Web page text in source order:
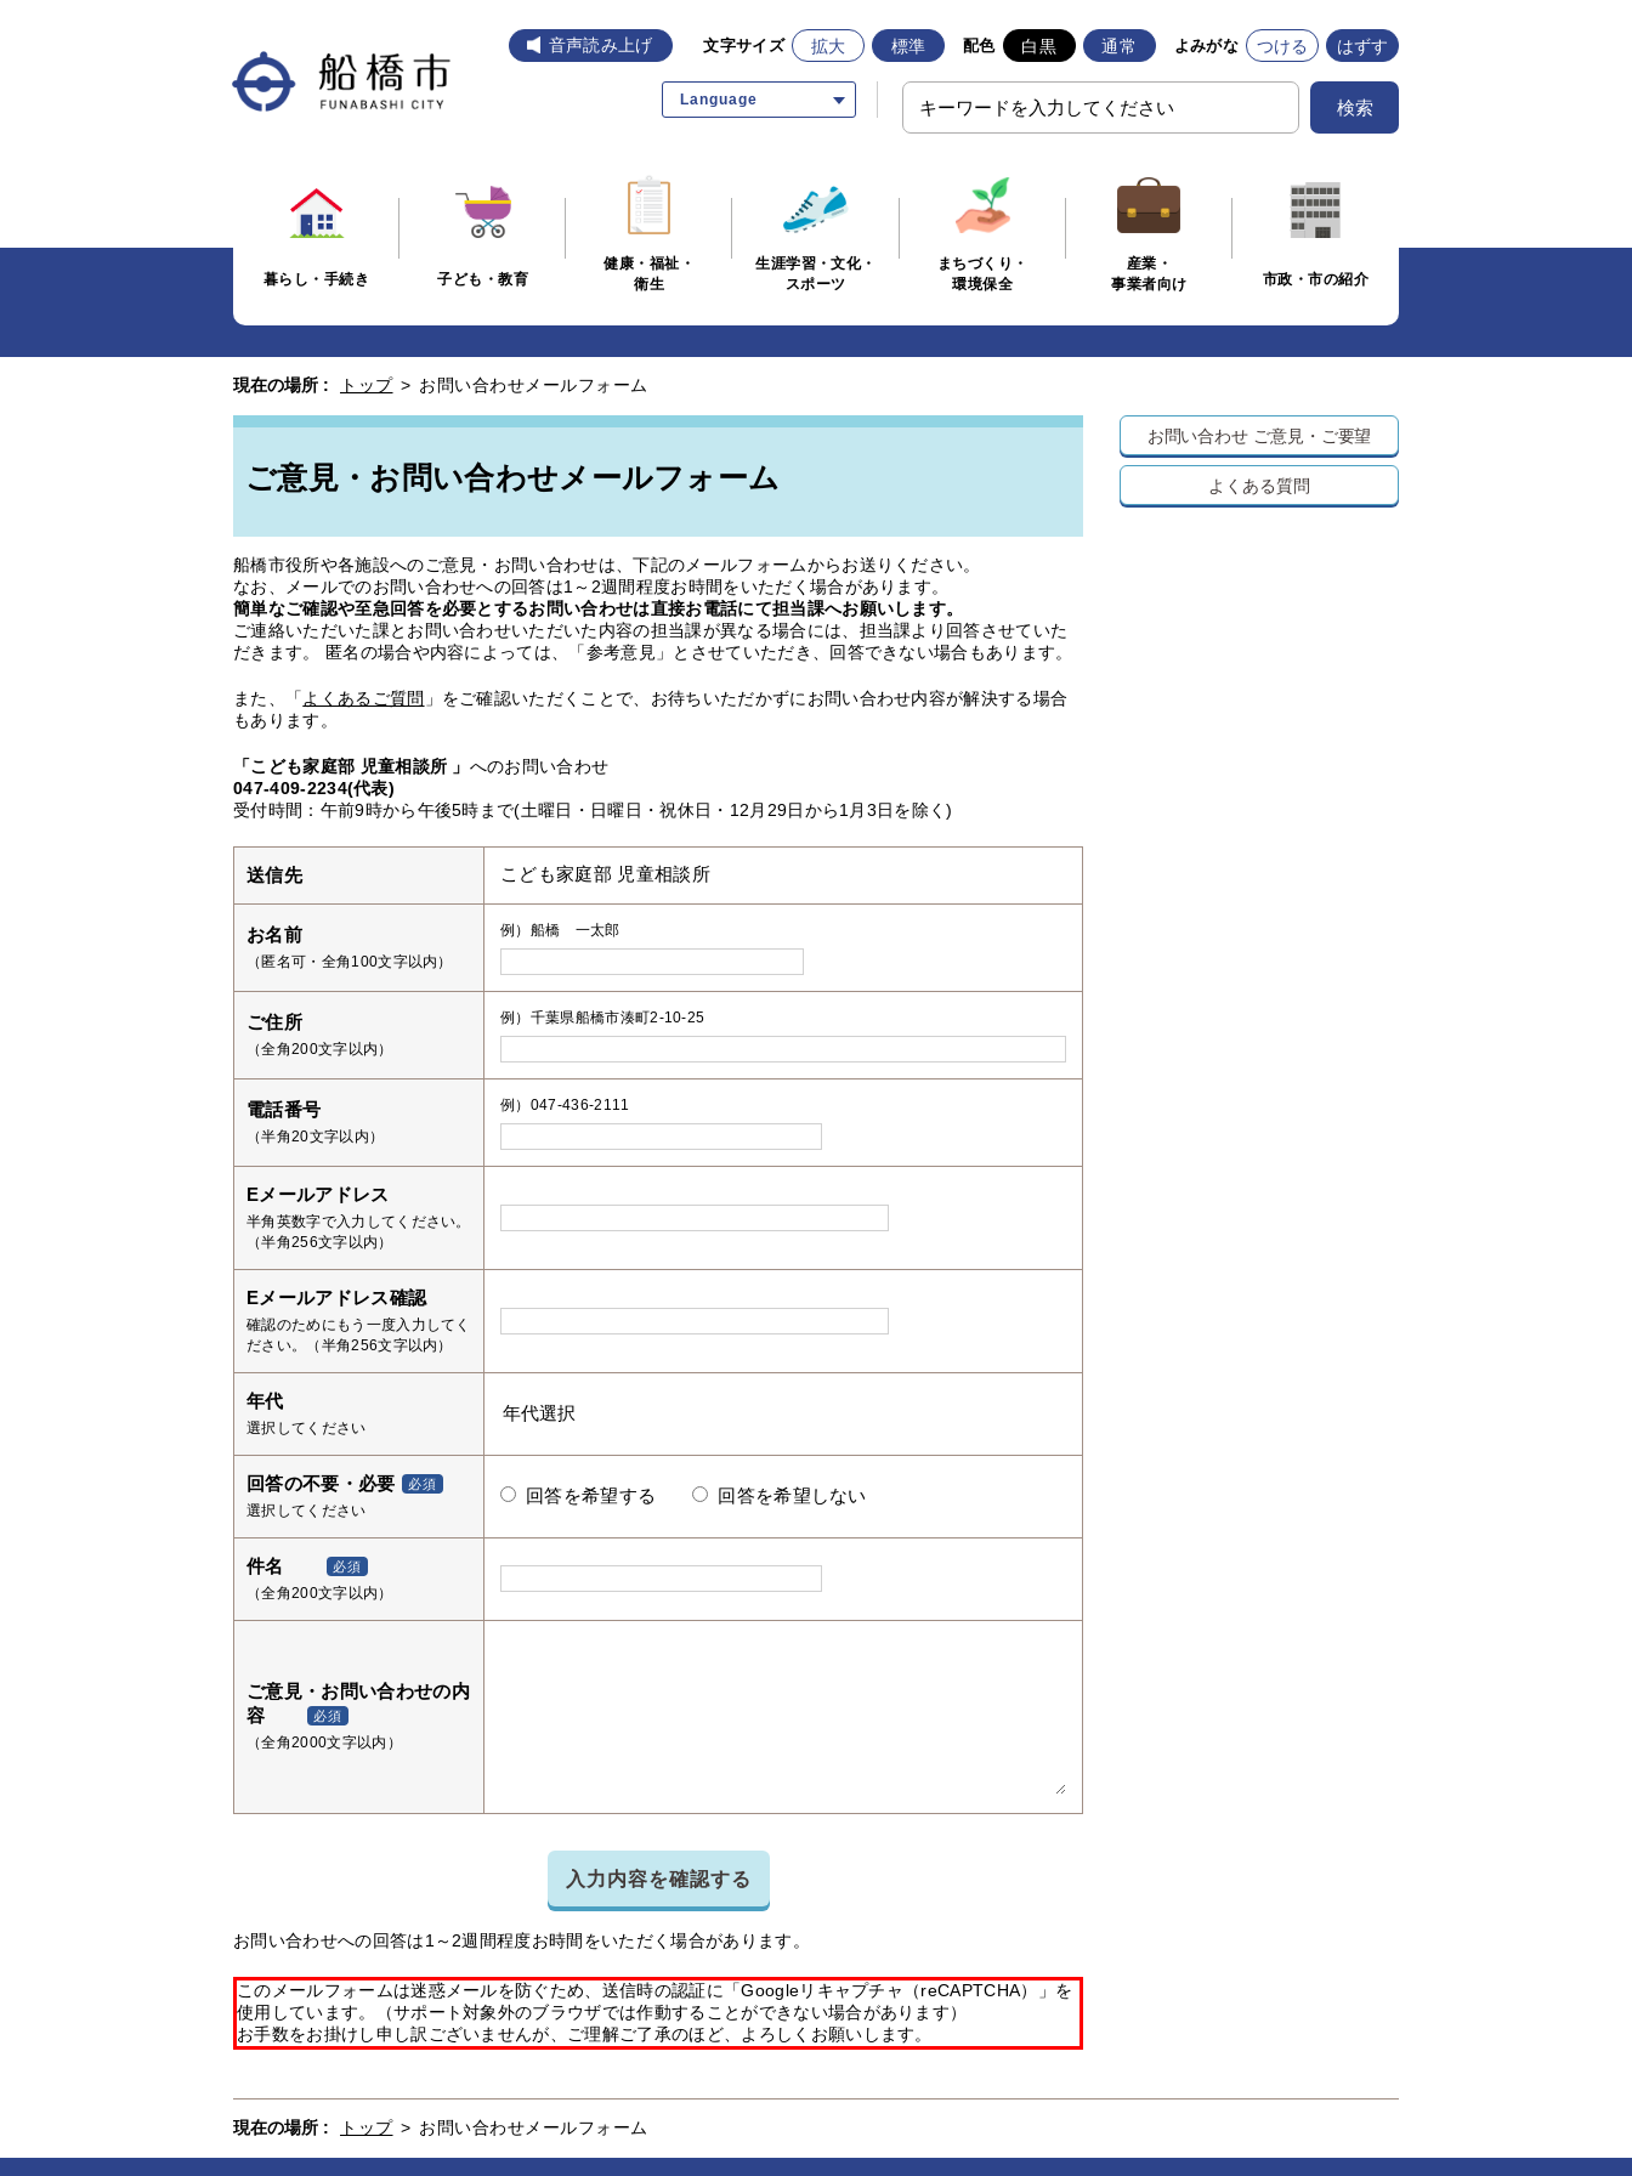
音声読み上げ 文字サイズ 拡大 標準 配色 白黒 通常 よみがな つける はずす
Language 検索
暮らし・手続き 子ども・教育
健康・福祉・
衛生
生涯学習・文化・
スポーツ
まちづくり・
環境保全
産業・
事業者向け
市政・市の紹介
現在の場所 : トップ > お問い合わせメールフォーム
ご意見・お問い合わせメールフォーム
船橋市役所や各施設へのご意見・お問い合わせは、下記のメールフォームからお送りください。
なお、メールでのお問い合わせへの回答は1～2週間程度お時間をいただく場合があります。
簡単なご確認や至急回答を必要とするお問い合わせは直接お電話にて担当課へお願いします。
ご連絡いただいた課とお問い合わせいただいた内容の担当課が異なる場合には、担当課より回答させていた
だきます。 匿名の場合や内容によっては、「参考意見」とさせていただき、回答できない場合もあります。
また、「 よくあるご質問 」をご確認いただくことで、お待ちいただかずにお問い合わせ内容が解決する場合
もあります。
「こども家庭部 児童相談所 」 へのお問い合わせ
047-409-2234(代表)
受付時間：午前9時から午後5時まで(土曜日・日曜日・祝休日・12月29日から1月3日を除く)
送信先 こども家庭部 児童相談所
お名前
（匿名可・全角100文字以内）
例）船橋 一太郎
ご住所
（全角200文字以内）
例）千葉県船橋市湊町2-10-25
電話番号
（半角20文字以内）
例）047-436-2111
Eメールアドレス
半角英数字で入力してください。
（半角256文字以内）
Eメールアドレス確認
確認のためにもう一度入力してく
ださい。（半角256文字以内）
年代
選択してください
回答の不要・必要 必須
選択してください
回答を希望する 回答を希望しない
件名 必須
（全角200文字以内）
ご意見・お問い合わせの内
容
必須
（全角2000文字以内）
入力内容を確認する
お問い合わせへの回答は1～2週間程度お時間をいただく場合があります。
このメールフォームは迷惑メールを防ぐため、送信時の認証に「Googleリキャプチャ（reCAPTCHA）」を
使用しています。（サポート対象外のブラウザでは作動することができない場合があります）
お手数をお掛けし申し訳ございませんが、ご理解ご了承のほど、よろしくお願いします。
お問い合わせ ご意見・ご要望
よくある質問
現在の場所 : トップ > お問い合わせメールフォーム